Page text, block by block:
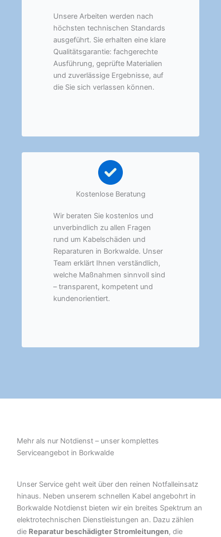
Unsere Arbeiten werden nach
höchsten technischen Standards
ausgeführt. Sie erhalten eine klare
Qualitätsgarantie: fachgerechte
Ausführung, geprüfte Materialien
und zuverlässige Ergebnisse, auf
die Sie sich verlassen können.
Kostenlose Beratung
Wir beraten Sie kostenlos und
unverbindlich zu allen Fragen
rund um Kabelschäden und
Reparaturen in Borkwalde. Unser
Team erklärt Ihnen verständlich,
welche Maßnahmen sinnvoll sind
– transparent, kompetent und
kundenorientiert.
Mehr als nur Notdienst – unser komplettes
Serviceangebot in Borkwalde
Unser Service geht weit über den reinen Notfalleinsatz
hinaus. Neben unserem schnellen Kabel angebohrt in
Borkwalde Notdienst bieten wir ein breites Spektrum an
elektrotechnischen Dienstleistungen an. Dazu zählen
die Reparatur beschädigter Stromleitungen, die